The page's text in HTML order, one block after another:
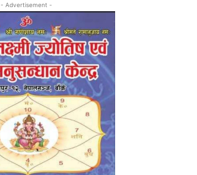
- Advertisement -